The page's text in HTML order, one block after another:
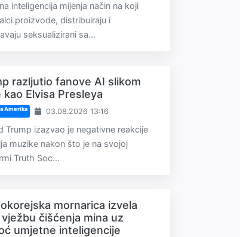
inteligencija mijenja način na koji
proizvode, distribuiraju i
seksualizirani sa...
razljutio fanove AI slikom
kao Elvisa Presleya
Amerika 03.08.2026 13:16
Trump izazvao je negativne reakcije
muzike nakon što je na svojoj
Truth Soc...
mornarica izvela
čišćenja mina uz
umjetne inteligencije